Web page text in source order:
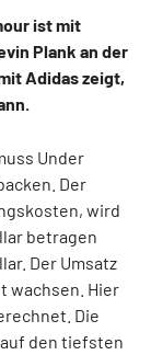
ist mit
Plank an der
Adidas zeigt,
Under
Der
wird
betragen
Der Umsatz
wachsen. Hier
Die
den tiefsten